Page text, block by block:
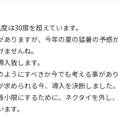
は30度を超えています。
りますが、今年の夏の猛暑の予感
せんね。
致します。
うにすべきか今でも考える事があり
められる今、導入を決断しました。
限にするために、ネクタイを外し
す。